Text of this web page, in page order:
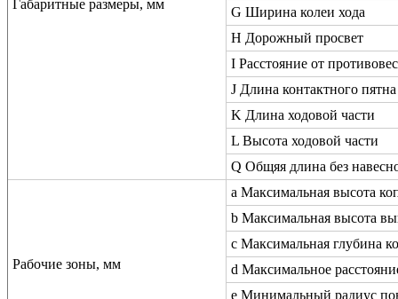
Габаритные размеры, мм
G Ширина колеи хода
H Дорожный просвет
I Расстояние от
J Длина контактного
K Длина ходовой части
L Высота ходовой части
Q Общяя длина без
Рабочие зоны, мм
a Максимальная высота
b Максимальная высота
c Максимальная глубина
d Максимальное
e Минимальный радиус